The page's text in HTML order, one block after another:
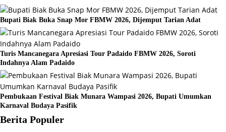
Bupati Biak Buka Snap Mor FBMW 2026, Dijemput Tarian Adat
Turis Mancanegara Apresiasi Tour Padaido FBMW 2026, Soroti
Indahnya Alam Padaido
Pembukaan Festival Biak Munara Wampasi 2026, Bupati Umumkan
Karnaval Budaya Pasifik
Berita Populer